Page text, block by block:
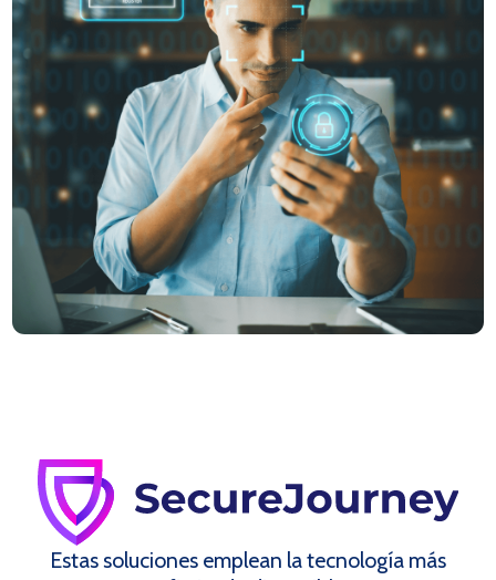
Estas soluciones emplean la tecnología más